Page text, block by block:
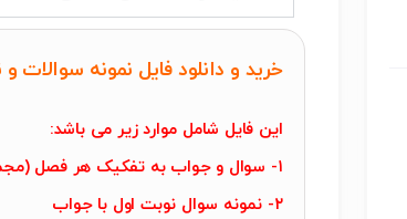
خرید و دانلود فایل نمونه
این فایل شامل موارد زیر می باشد:
۱- سوال و جواب به تفکیک هر فصل (مجموعا ۴۷ سوال و جواب)
۲- نمونه سوال نوبت اول با جواب